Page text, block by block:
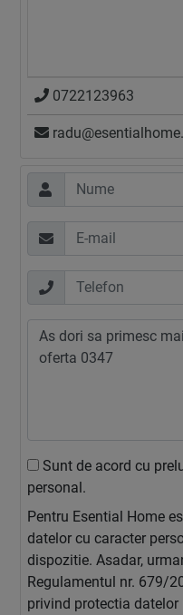
0722123963
Sunt de acord cu
personal.
Pentru Esential Home
datelor cu caracter
dispozitie. Asadar,
Regulamentul nr. 679/
privind protectia datelor